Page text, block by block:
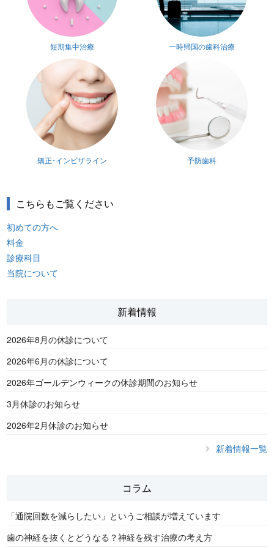
短期集中治療 一時帰国の歯科治療
矯正･インビザライン 予防歯科
こちらもご覧ください
初めての方へ
料金
診療科目
当院について
新着情報
2026年8月の休診について
2026年6月の休診について
2026年ゴールデンウィークの休診期間のお知らせ
3月休診のお知らせ
2026年2月休診のお知らせ
新着情報一覧
コラム
「通院回数を減らしたい」というご相談が増えています
歯の神経を抜くとどうなる？神経を残す治療の考え方